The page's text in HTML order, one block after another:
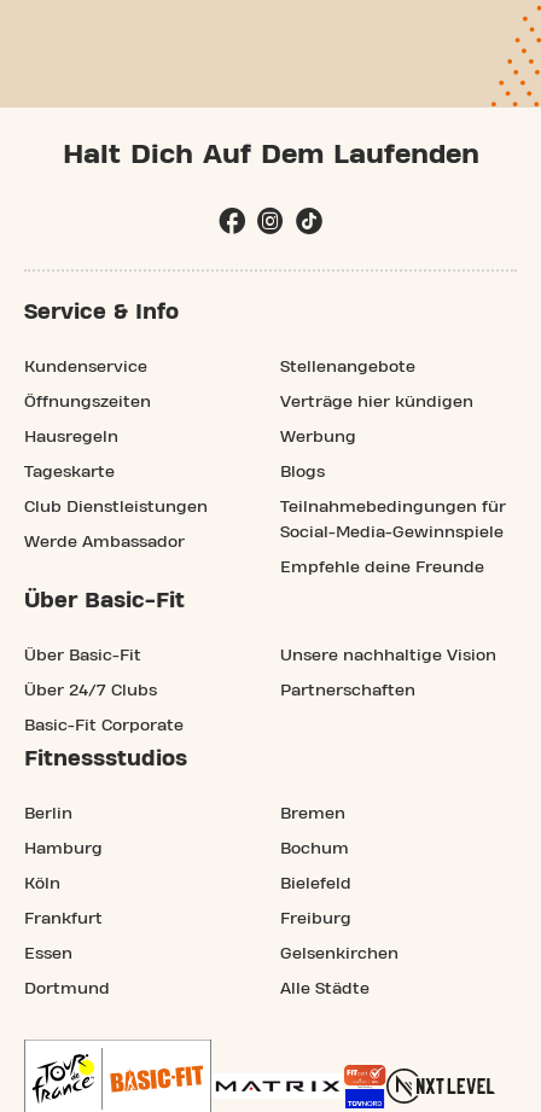
Halt Dich Auf Dem Laufenden
Service & Info
Kundenservice
Öffnungszeiten
Hausregeln
Tageskarte
Club Dienstleistungen
Werde Ambassador
Stellenangebote
Verträge hier kündigen
Werbung
Blogs
Teilnahmebedingungen für
Social-Media-Gewinnspiele
Empfehle deine Freunde
Über Basic-Fit
Über Basic-Fit
Über 24/7 Clubs
Basic-Fit Corporate
Unsere nachhaltige Vision
Partnerschaften
Fitnessstudios
Berlin
Hamburg
Köln
Frankfurt
Essen
Dortmund
Bremen
Bochum
Bielefeld
Freiburg
Gelsenkirchen
Alle Städte